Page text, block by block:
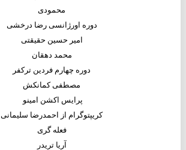
محمودی
دوره اورژانسی رضا درخشی
امیر حسین حقیقتی
محمد دهقان
دوره چهارم فردین ترکفر
مصطفی کمانکش
پرایس اکشن امینو
کریپتوگرام از احمدرضا سلیمانی
فعله گری
آریا تریدر